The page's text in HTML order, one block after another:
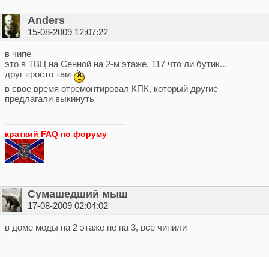
Anders
15-08-2009 12:07:22
в чипе
это в ТВЦ на Сенной на 2-м этаже, 117 что ли бутик...
друг просто там
в свое время отремонтировал КПК, который другие
предлагали выкинуть
краткий FAQ по форуму
Сумашедший мыш
17-08-2009 02:04:02
в доме моды на 2 этаже не на 3, все чинили